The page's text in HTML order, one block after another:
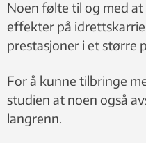
Noen følte til og med
effekter på
prestasjoner i et større
For å kunne tilbringe
studien at noen også
langrenn.